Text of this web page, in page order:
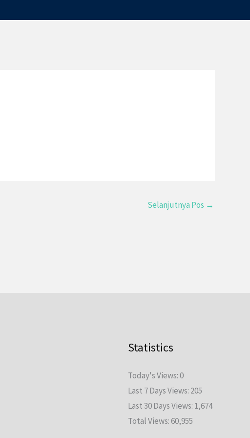
Selanjutnya Pos →
Statistics
Today's Views:0
Last 7 Days Views: 205
Last 30 Days Views: 1,674
Total Views:60,955